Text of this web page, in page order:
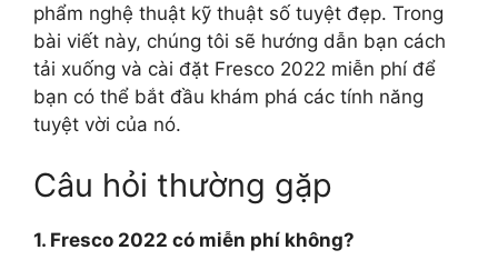
phẩm nghệ thuật kỹ thuật số tuyệt đẹp. Trong
bài viết này, chúng tôi sẽ hướng dẫn bạn cách
tải xuống và cài đặt Fresco 2022 miễn phí để
bạn có thể bắt đầu khám phá các tính năng
tuyệt vời của nó.
Câu hỏi thường gặp
1. Fresco 2022 có miễn phí không?